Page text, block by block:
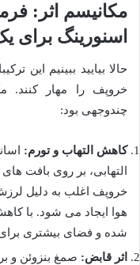
مکانیسم اثر:
اسنورینگ برای
حالا بیایید ببینیم این
خروپف را مهار کنند.
چندوجهی بود:
کاهش التهاب و تورم:
التهابی، بر روی بافت
خروپف اغلب به دلیل
هوا ایجاد می شود. با
شده و فضای بیشتری
اثر قابض: صمغ بنزوئن و